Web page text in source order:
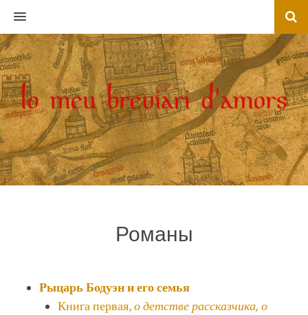
MENU
Романы
Рыцарь Бодуэн и его семья
Книга первая,о детстве рассказчика, о